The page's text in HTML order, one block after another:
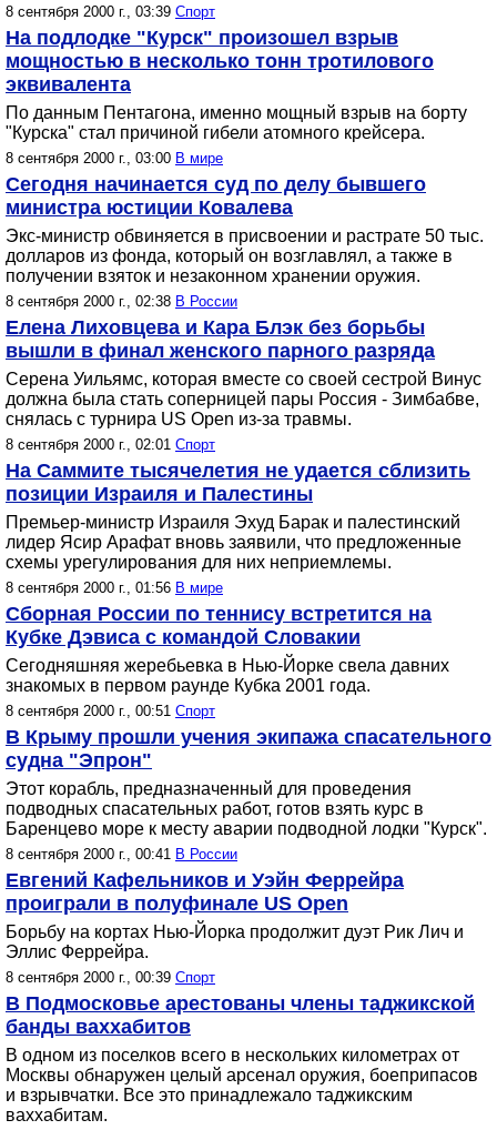
8 сентября 2000 г., 03:39 Спорт
На подлодке "Курск" произошел взрыв
мощностью в несколько тонн тротилового
эквивалента
По данным Пентагона, именно мощный взрыв на борту
"Курска" стал причиной гибели атомного крейсера.
8 сентября 2000 г., 03:00 В мире
Сегодня начинается суд по делу бывшего
министра юстиции Ковалева
Экс-министр обвиняется в присвоении и растрате 50 тыс.
долларов из фонда, который он возглавлял, а также в
получении взяток и незаконном хранении оружия.
8 сентября 2000 г., 02:38 В России
Елена Лиховцева и Кара Блэк без борьбы
вышли в финал женского парного разряда
Серена Уильямс, которая вместе со своей сестрой Винус
должна была стать соперницей пары Россия - Зимбабве,
снялась с турнира US Open из-за травмы.
8 сентября 2000 г., 02:01 Спорт
На Саммите тысячелетия не удается сблизить
позиции Израиля и Палестины
Премьер-министр Израиля Эхуд Барак и палестинский
лидер Ясир Арафат вновь заявили, что предложенные
схемы урегулирования для них неприемлемы.
8 сентября 2000 г., 01:56 В мире
Сборная России по теннису встретится на
Кубке Дэвиса с командой Словакии
Сегодняшняя жеребьeвка в Нью-Йорке свела давних
знакомых в первом раунде Кубка 2001 года.
8 сентября 2000 г., 00:51 Спорт
В Крыму прошли учения экипажа спасательного
судна "Эпрон"
Этот корабль, предназначенный для проведения
подводных спасательных работ, готов взять курс в
Баренцево море к месту аварии подводной лодки "Курск".
8 сентября 2000 г., 00:41 В России
Евгений Кафельников и Уэйн Феррейра
проиграли в полуфинале US Open
Борьбу на кортах Нью-Йорка продолжит дуэт Рик Лич и
Эллис Феррейра.
8 сентября 2000 г., 00:39 Спорт
В Подмосковье арестованы члены таджикской
банды ваххабитов
В одном из поселков всего в нескольких километрах от
Москвы обнаружен целый арсенал оружия, боеприпасов
и взрывчатки. Все это принадлежало таджикским
ваххабитам.